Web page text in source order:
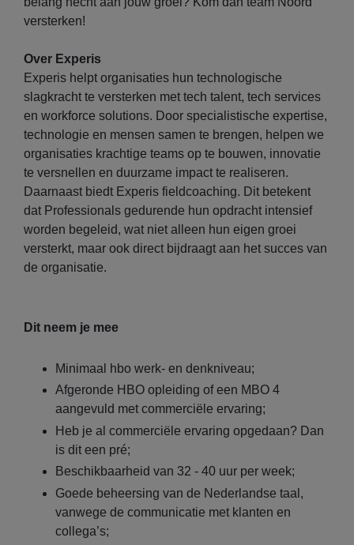
versterken!
Over Experis
Experis helpt organisaties hun technologische
slagkracht te versterken met tech talent, tech services
en workforce solutions. Door specialistische expertise,
technologie en mensen samen te brengen, helpen we
organisaties krachtige teams op te bouwen, innovatie
te versnellen en duurzame impact te realiseren.
Daarnaast biedt Experis fieldcoaching. Dit betekent
dat Professionals gedurende hun opdracht intensief
worden begeleid, wat niet alleen hun eigen groei
versterkt, maar ook direct bijdraagt aan het succes van
de organisatie.​
Dit neem je mee
Minimaal hbo werk- en denkniveau;
Afgeronde HBO opleiding of een MBO 4
aangevuld met commerciële ervaring;
Heb je al commerciële ervaring opgedaan? Dan
is dit een pré;
Beschikbaarheid van 32 - 40 uur per week;
Goede beheersing van de Nederlandse taal,
vanwege de communicatie met klanten en
collega’s;